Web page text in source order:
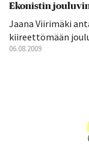
Ekonistin
Jaana Viirimäki
kiireettömään
06.08.2009